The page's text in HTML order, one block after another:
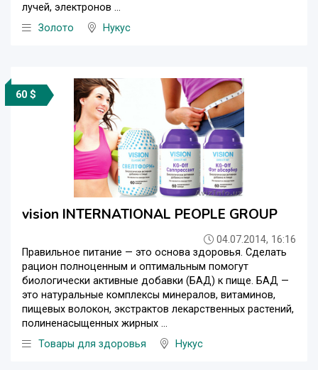
лучей, электронов ...
Золото
Нукус
60 $
vision INTERNATIONAL PEOPLE GROUP
04.07.2014, 16:16
Правильное питание — это основа здоровья. Сделать
рацион полноценным и оптимальным помогут
биологически активные добавки (БАД) к пище. БАД —
это натуральные комплексы минералов, витаминов,
пищевых волокон, экстрактов лекарственных растений,
полиненасыщенных жирных ...
Товары для здоровья
Нукус